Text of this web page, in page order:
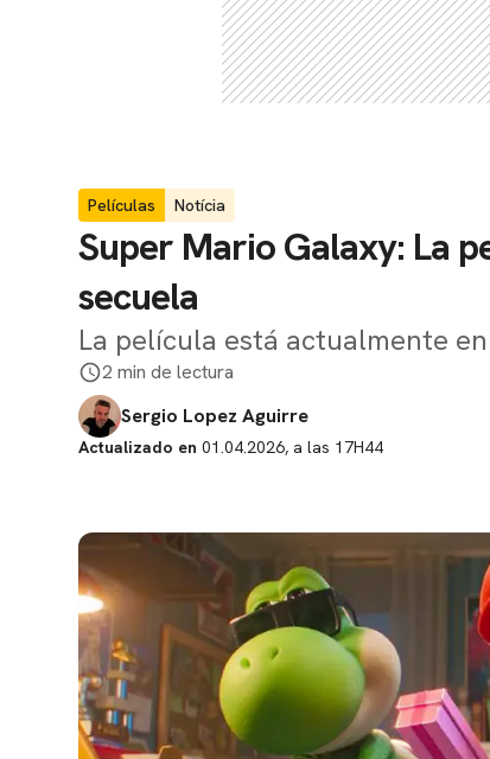
Películas Notícia
Super Mario Galaxy: La
secuela
La película está actualmente
2 min de lectura
Sergio Lopez Aguirre
Actualizado en 01.04.2026, a las 17H44